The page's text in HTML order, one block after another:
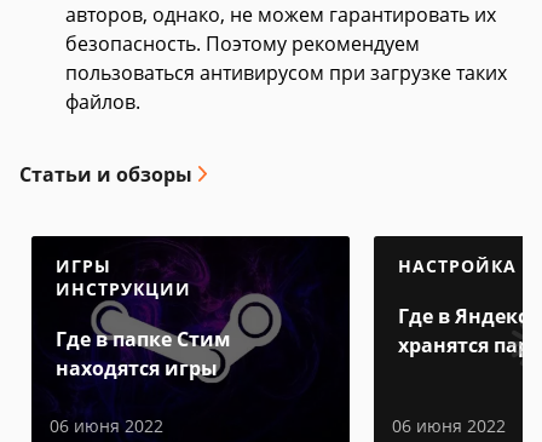
авторов, однако, не можем гарантировать их
безопасность. Поэтому рекомендуем
пользоваться антивирусом при загрузке таких
файлов.
Статьи и обзоры
ИГРЫ
ИНСТРУКЦИИ
Где в папке Стим
находятся игры
06 июня 2022
НАСТРОЙКА
Где в Яндекс
хранятся
06 июня 2022